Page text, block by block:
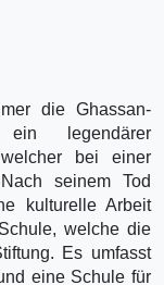
die Ghassan-
ein legendärer
bei einer
seinem Tod
kulturelle Arbeit
welche die
Es umfasst
eine Schule für